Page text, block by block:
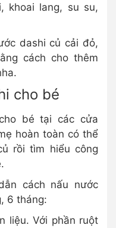
khoai lang, su su,
dashi củ cải đỏ,
cách cho thêm
cho bé
bé tại các cửa
hoàn toàn có thể
rồi tìm hiểu công
cách nấu nước
6 tháng:
liệu. Với phần ruột